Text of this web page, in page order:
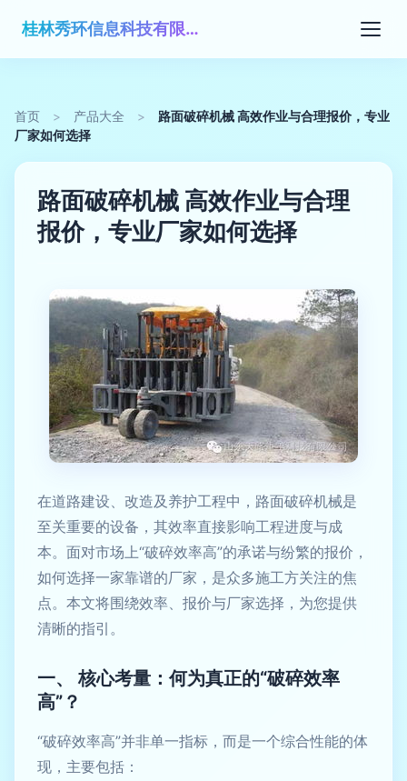
桂林秀环信息科技有限公司
首页 > 产品大全 >
路面破碎机械 高效作业与合理报价，专业
厂家如何选择
路面破碎机械 高效作业与合理
报价，专业厂家如何选择
在道路建设、改造及养护工程中，路面破碎机械是
至关重要的设备，其效率直接影响工程进度与成
本。面对市场上“破碎效率高”的承诺与纷繁的报价，
如何选择一家靠谱的厂家，是众多施工方关注的焦
点。本文将围绕效率、报价与厂家选择，为您提供
清晰的指引。
一、 核心考量：何为真正的“破碎效率
高”？
“破碎效率高”并非单一指标，而是一个综合性能的体
现，主要包括：